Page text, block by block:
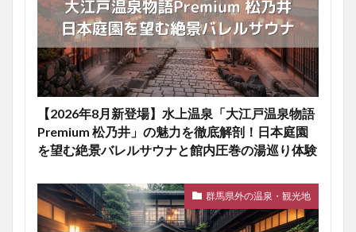
【2026年8月新登場】水上温泉「大江戸温泉物語
Premium 松乃井」の魅力を徹底解剖！日本庭園
を望む絶景バレルサウナと館内圧巻の湯巡り体験
群馬県外の温泉・観光地